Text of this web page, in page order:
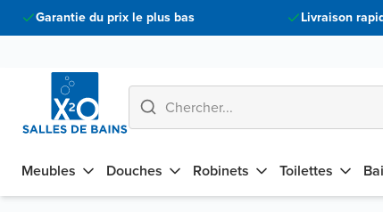
Garantie du prix le plus bas Livraison
Meubles Douches Robinets Toilettes